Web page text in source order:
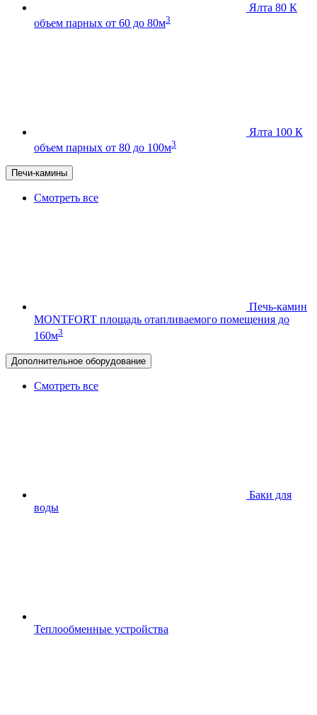
Ялта 80 К
объем парных от 60 до 80м3
Ялта 100 К
объем парных от 80 до 100м3
Печи-камины
Смотреть все
Печь-камин
MONTFORT площадь отапливаемого помещения до
160м3
Дополнительное оборудование
Смотреть все
Баки для
воды
Теплообменные устройства